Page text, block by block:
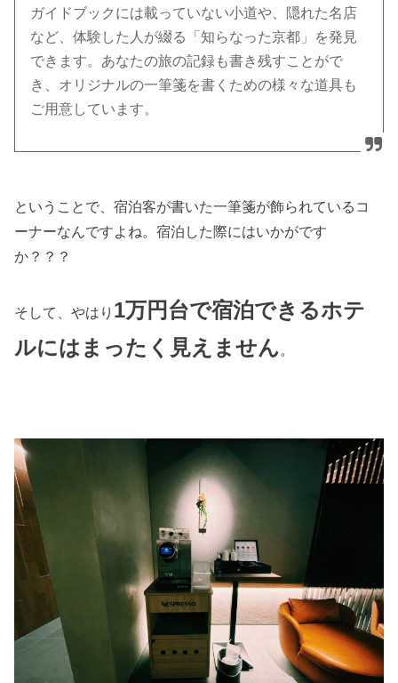
ガイドブックには載っていない小道や、隠れた名店
など、体験した人が綴る「知らなった京都」を発見
できます。あなたの旅の記録も書き残すことがで
き、オリジナルの一筆箋を書くための様々な道具も
ご用意しています。
ということで、宿泊客が書いた一筆箋が飾られているコ
ーナーなんですよね。宿泊した際にはいかがです
か？？？
そして、やはり 1万円台で宿泊できるホテ
ルにはまったく見えません。